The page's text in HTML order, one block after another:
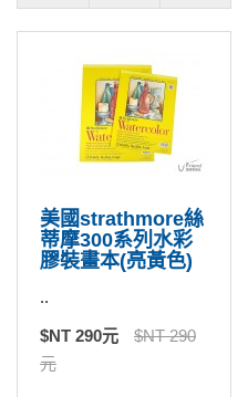
美國strathmore絲
蒂摩300系列水彩
膠裝畫本(亮黃色)
..
$NT 290元
$NT 290
元